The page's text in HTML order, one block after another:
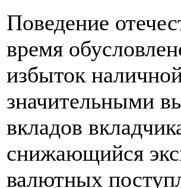
Поведение
время
избыток
значительными
вкладов
снижающийся
валютных